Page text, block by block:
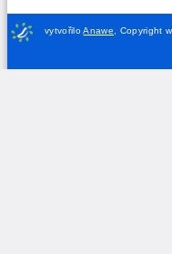
vytvořiloAnawe Copyright